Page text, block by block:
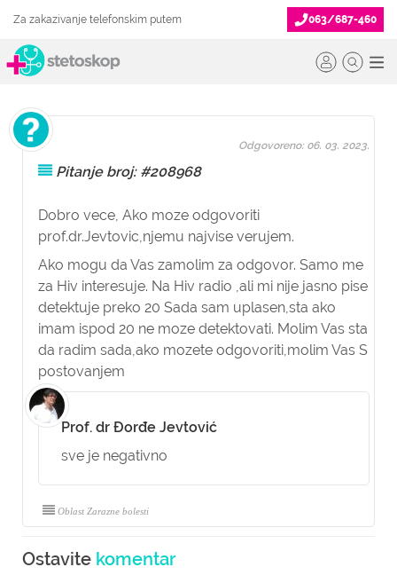
Za zakazivanje telefonskim putem 063/687-460
Pitanje broj: #208968
Dobro vece, Ako moze odgovoriti
prof.dr.Jevtovic,njemu najvise verujem.
Ako mogu da Vas zamolim za odgovor. Samo me
za Hiv interesuje. Na Hiv radio ,ali mi nije jasno pise
detektuje preko 20 Sada sam uplasen,sta ako
imam ispod 20 ne moze detektovati. Molim Vas sta
da radim sada,ako mozete odgovoriti,molim Vas S
postovanjem
Odgovoreno: 06. 03. 2023.
Prof. dr Đorđe Jevtović
sve je negativno
Oblast Zarazne bolesti
Ostavite komentar